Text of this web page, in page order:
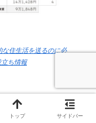
な住生活を送るのに必
ち情報
た方が良いでしょ
トップ サイドバー